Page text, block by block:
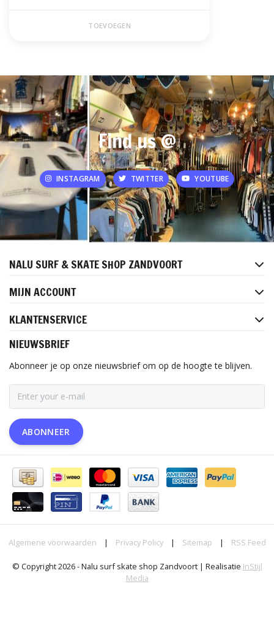
TOEVOEGEN
Find us @
INSTAGRAM TWITTER YOUTUBE
NALU SURF & SKATE SHOP ZANDVOORT
MIJN ACCOUNT
KLANTENSERVICE
NIEUWSBRIEF
Abonneer je op onze nieuwsbrief om op de hoogte te blijven.
ABONNEER
Algemene voorwaarden | Privacy Policy | Sitemap | RSS Feed
© Copyright 2026 - Nalu surf skate shop Zandvoort | Realisatie InStijl
Media